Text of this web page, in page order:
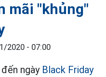
mãi "khủng"
2020 - 07:00
ngày Black Friday